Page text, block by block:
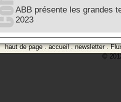
ABB présente les grandes
2023
haut de page.accueil.newsletter.
©